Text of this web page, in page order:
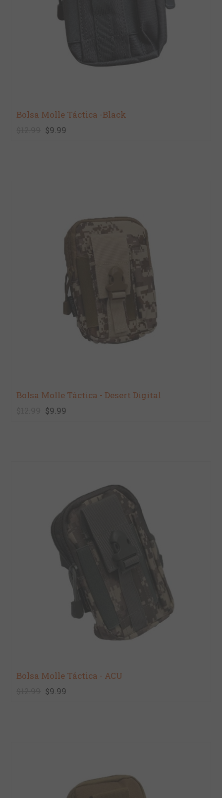
Bolsa Molle Táctica -Black
$9.99
Bolsa Molle Táctica - Desert Digital
$9.99
Bolsa Molle Táctica - ACU
$9.99